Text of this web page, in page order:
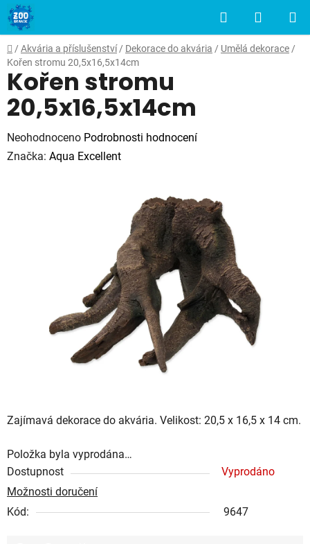
Přejít
na
obsah
Hledat
KOŠÍK
Domů
/ Akvária a příslušenství / Dekorace do akvária / Umělá dekorace /
Kořen stromu 20,5x16,5x14cm
Zajímavá dekorace do akvária. Velikost: 20,5 x 16,5 x 14 cm.
Položka byla vyprodána…
Dostupnost
Vyprodáno
Možnosti doručení
Kód:
9647
Kořen stromu
20,5x16,5x14cm
Průměrné
hodnocení
Neohodnoceno Podrobnosti hodnocení
Značka: Aqua Excellent